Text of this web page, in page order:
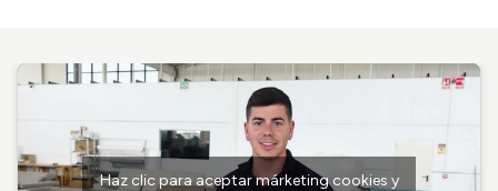
Haz clic para aceptar márketing cookies y